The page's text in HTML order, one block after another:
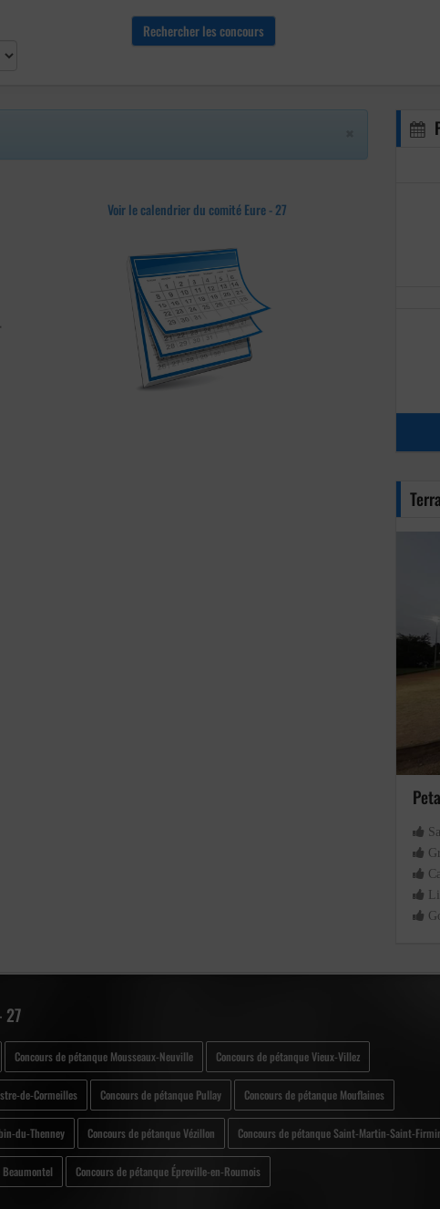
Voir le calendrier du comité Eure - 27
27
Concours de pétanque Mousseaux-Neuville Concours de pétanque Vieux-Villez
de-Cormeilles Concours de pétanque Pullay Concours de pétanque Mouflaines
du-Thenney Concours de pétanque Vézillon Concours de pétanque Saint-Martin-Saint-
Concours de pétanque Épreville-en-Roumois